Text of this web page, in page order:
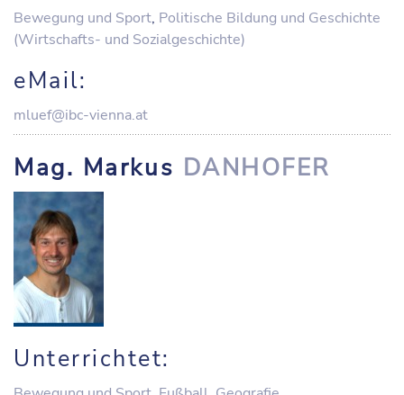
Bewegung und Sport, Politische Bildung und Geschichte
(Wirtschafts- und Sozialgeschichte)
eMail:
mluef@ibc-vienna.at
Mag. Markus DANHOFER
Unterrichtet: